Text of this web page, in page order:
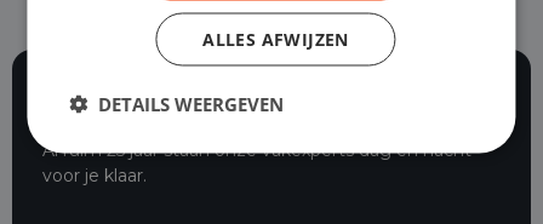
Al ruim 25 jaar staan onze vakexperts dag en nacht
voor je klaar.
ALLES AFWIJZEN
DETAILS WEERGEVEN